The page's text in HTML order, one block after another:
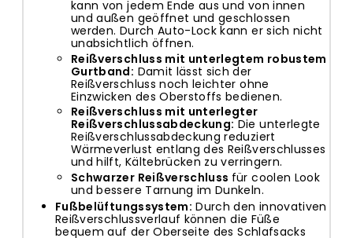
kann von jedem Ende aus und von innen
und außen geöffnet und geschlossen
werden. Durch Auto-Lock kann er sich nicht
unabsichtlich öffnen.
Reißverschluss mit unterlegtem robustem
Gurtband: Damit lässt sich der
Reißverschluss noch leichter ohne
Einzwicken des Oberstoffs bedienen.
Reißverschluss mit unterlegter
Reißverschlussabdeckung: Die unterlegte
Reißverschlussabdeckung reduziert
Wärmeverlust entlang des Reißverschlusses
und hilft, Kältebrücken zu verringern.
Schwarzer Reißverschluss für coolen Look
und bessere Tarnung im Dunkeln.
Fußbelüftungssystem: Durch den innovativen
Reißverschlussverlauf können die Füße
bequem auf der Oberseite des Schlafsacks